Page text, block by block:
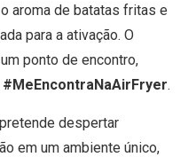
aroma de batatas fritas e
para a ativação. O
ponto de encontro,
#MeEncontraNaAirFryer.
despertar
em um ambiente único,